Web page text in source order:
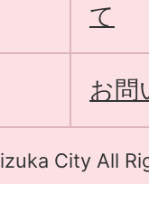
て
お問
City All